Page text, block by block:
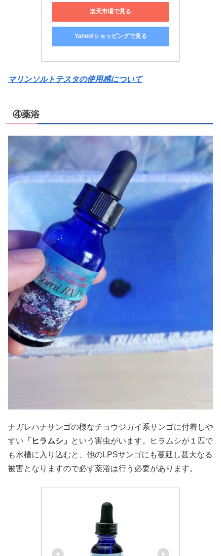
楽天市場で見る
Yahoo!ショッピングで見る
マリンソルトテスタの使用感について
④薬浴
ナガレハナサンゴの様なチョウジガイ系サンゴに付着しや
すい 「ヒラムシ」
という害虫がいます。ヒラムシが１匹で
も水槽に入り込むと、他のLPSサンゴにも蔓延し甚大なる
被害となりますので必ず薬浴は行う必要があります。